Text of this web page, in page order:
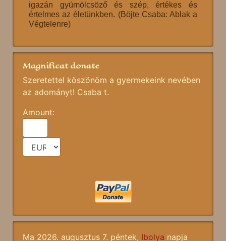
igazán gyümölcsöző és szép, értékes és
értelmes az életünkben. (Böjte Csaba: Ablak a
Végtelenre)
Magnificat donate
Szeretettel köszönöm a gyermekeink nevében
az adományt! Csaba t.
Amount:
Ma 2026. augusztus 7. péntek, Ibolya napja